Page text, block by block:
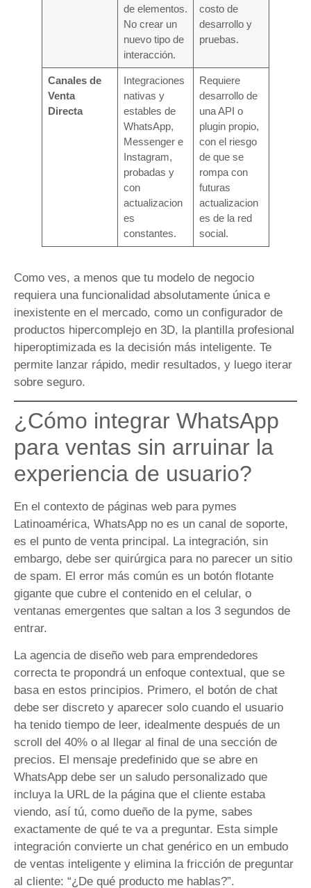
de elementos.
No crear un
nuevo tipo de
interacción.
costo de
desarrollo y
pruebas.
Canales de
Venta
Directa
Integraciones
nativas y
estables de
WhatsApp,
Messenger e
Instagram,
probadas y
con
actualizacion
es
constantes.
Requiere
desarrollo de
una API o
plugin propio,
con el riesgo
de que se
rompa con
futuras
actualizacion
es de la red
social.
Como ves, a menos que tu modelo de negocio
requiera una funcionalidad absolutamente única e
inexistente en el mercado, como un configurador de
productos hipercomplejo en 3D, la plantilla profesional
hiperoptimizada es la decisión más inteligente. Te
permite lanzar rápido, medir resultados, y luego iterar
sobre seguro.
¿Cómo integrar WhatsApp
para ventas sin arruinar la
experiencia de usuario?
En el contexto de páginas web para pymes
Latinoamérica, WhatsApp no es un canal de soporte,
es el punto de venta principal. La integración, sin
embargo, debe ser quirúrgica para no parecer un sitio
de spam. El error más común es un botón flotante
gigante que cubre el contenido en el celular, o
ventanas emergentes que saltan a los 3 segundos de
entrar.
La agencia de diseño web para emprendedores
correcta te propondrá un enfoque contextual, que se
basa en estos principios. Primero, el botón de chat
debe ser discreto y aparecer solo cuando el usuario
ha tenido tiempo de leer, idealmente después de un
scroll del 40% o al llegar al final de una sección de
precios. El mensaje predefinido que se abre en
WhatsApp debe ser un saludo personalizado que
incluya la URL de la página que el cliente estaba
viendo, así tú, como dueño de la pyme, sabes
exactamente de qué te va a preguntar. Esta simple
integración convierte un chat genérico en un embudo
de ventas inteligente y elimina la fricción de preguntar
al cliente: “¿De qué producto me hablas?”.